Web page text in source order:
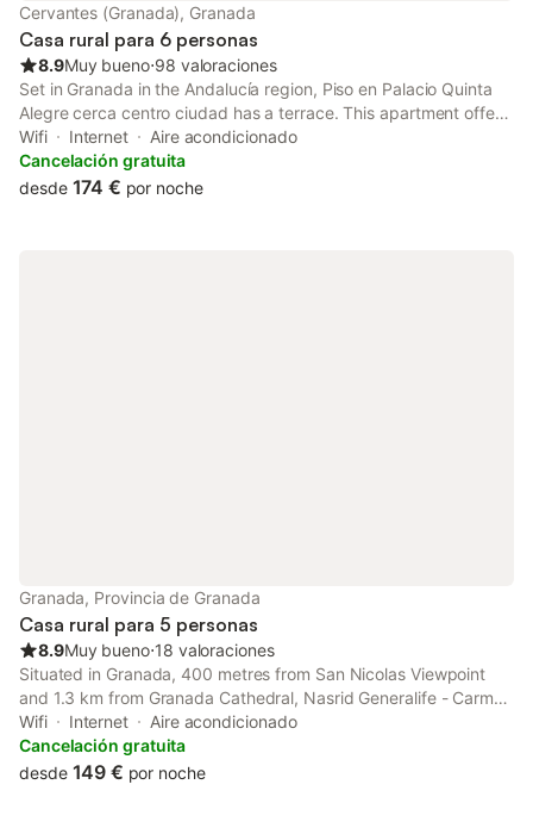
Cervantes (Granada), Granada
Casa rural para 6 personas
8.9Muy bueno⋅98 valoraciones
Set in Granada in the Andalucía region, Piso en Palacio Quinta
Alegre cerca centro ciudad has a terrace. This apartment offers
accommodation with a balcony. Free WiFi is available
throughout the property and Granada Cathedral is 2.3 km away.
Wifi Internet
Aire acondicionado
Cancelación gratuita
desde 174 € por noche
Granada, Provincia de Granada
Casa rural para 5 personas
8.9Muy bueno⋅18 valoraciones
Situated in Granada, 400 metres from San Nicolas Viewpoint
and 1.3 km from Granada Cathedral, Nasrid Generalife - Carmen
con patio ajardinado y vistas panorámicas features air-
conditioned accommodation with a balcony and free WiFi.
Wifi Internet
Aire acondicionado
Cancelación gratuita
desde 149 € por noche